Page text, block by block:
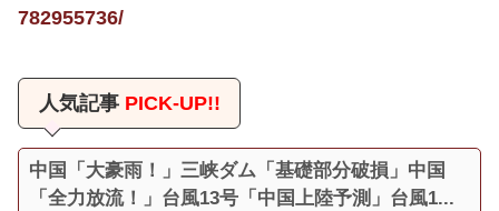
782955736/
人気記事PICK-UP!!
中国「大豪雨！」三峡ダム「基礎部分破損」中国
「全力放流！」台風13号「中国上陸予測」台風1...